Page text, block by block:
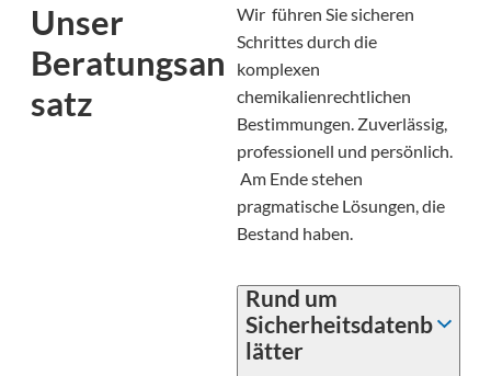
Unser
Beratungsan
satz
Wir führen Sie sicheren
Schrittes durch die
komplexen
chemikalienrechtlichen
Bestimmungen. Zuverlässig,
professionell und persönlich.
Am Ende stehen
pragmatische Lösungen, die
Bestand haben.
Rund um
Sicherheitsdatenb
lätter